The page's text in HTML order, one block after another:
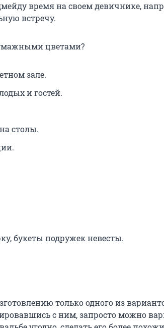
время на своем девичнике,
встречу.
цветами?
зале.
и гостей.
столы.
букеты подружек невесты.
только одного из
с ним, запросто можно